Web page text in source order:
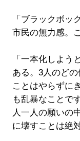
「ブラックボッ
市民の無力感。
「一本化しよう
ある。3人のど
ことはやらずに
も乱暴なことで
人一人の願いの
に壊すことは絶